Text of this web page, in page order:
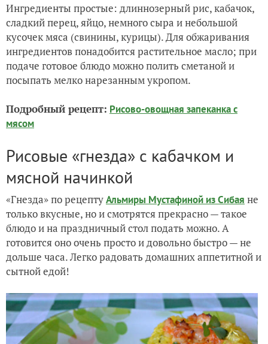
Ингредиенты простые: длиннозерный рис, кабачок,
сладкий перец, яйцо, немного сыра и небольшой
кусочек мяса (свинины, курицы). Для обжаривания
ингредиентов понадобится растительное масло; при
подаче готовое блюдо можно полить сметаной и
посыпать мелко нарезанным укропом.
Подробный рецепт: Рисово-овощная запеканка с
мясом
Рисовые «гнезда» с кабачком и
мясной начинкой
«Гнезда» по рецептуАльмиры Мустафиной из Сибая не
только вкусные, но и смотрятся прекрасно — такое
блюдо и на праздничный стол подать можно. А
готовится оно очень просто и довольно быстро — не
дольше часа. Легко радовать домашних аппетитной и
сытной едой!